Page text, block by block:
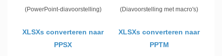
(PowerPoint-diavoorstelling) (Diavoorstelling met macro's)
XLSXs converteren naar
PPSX
XLSXs converteren naar
PPTM